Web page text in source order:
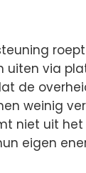
uiten via
de
weinig
niet uit het
eigen